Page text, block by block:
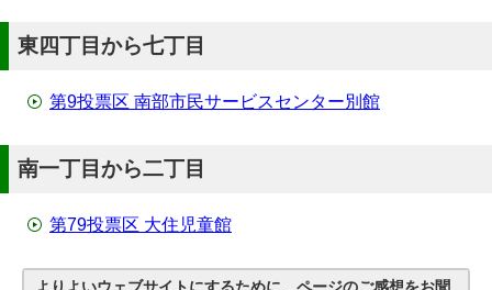
東四丁目から七丁目
第9投票区 南部市民サービスセンター別館
南一丁目から二丁目
第79投票区 大住児童館